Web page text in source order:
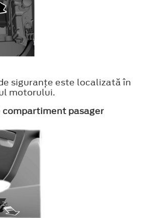
siguranţe este localizată în
motorului.
pasager